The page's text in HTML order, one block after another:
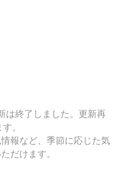
は終了しました。更新再
。
報など、季節に応じた気
だけます。